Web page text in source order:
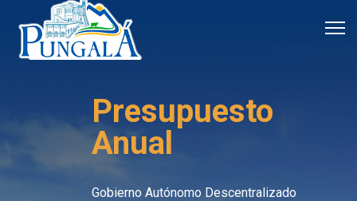
Presupuesto
Anual
Gobierno Autónomo Descentralizado